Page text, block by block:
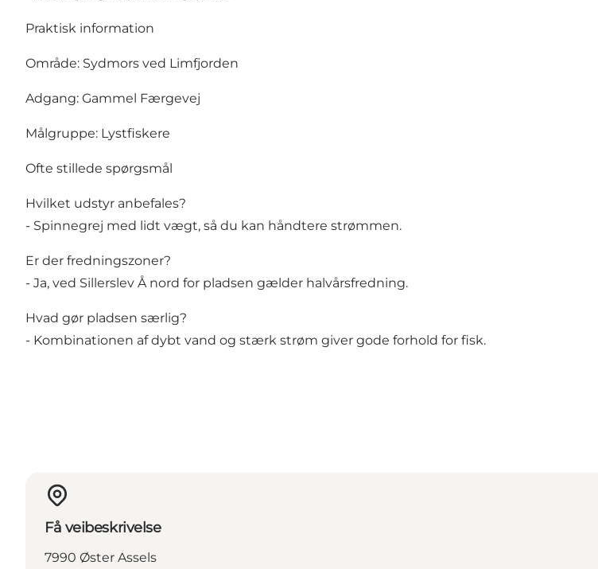
Praktisk information
Område: Sydmors ved Limfjorden
Adgang: Gammel Færgevej
Målgruppe: Lystfiskere
Ofte stillede spørgsmål
Hvilket udstyr anbefales?
- Spinnegrej med lidt vægt, så du kan håndtere strømmen.
Er der fredningszoner?
- Ja, ved Sillerslev Å nord for pladsen gælder halvårsfredning.
Hvad gør pladsen særlig?
- Kombinationen af dybt vand og stærk strøm giver gode forhold for fisk.
Få veibeskrivelse
7990 Øster Assels